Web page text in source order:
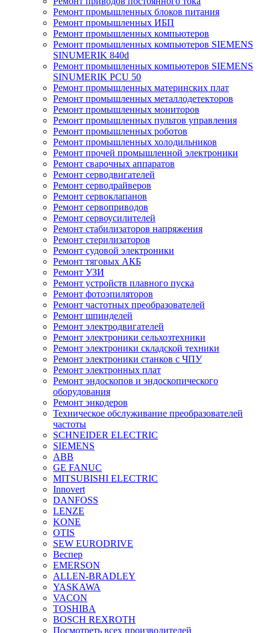
Ремонт промышленных блоков питания
Ремонт промышленных ИБП
Ремонт промышленных компьютеров
Ремонт промышленных компьютеров SIEMENS
SINUMERIK 840d
Ремонт промышленных компьютеров SIEMENS
SINUMERIK PCU 50
Ремонт промышленных материнских плат
Ремонт промышленных металлодетекторов
Ремонт промышленных мониторов
Ремонт промышленных пультов управления
Ремонт промышленных роботов
Ремонт промышленных холодильников
Ремонт прочей промышленной электроники
Ремонт сварочных аппаратов
Ремонт серводвигателей
Ремонт серводрайверов
Ремонт сервоклапанов
Ремонт сервоприводов
Ремонт сервоусилителей
Ремонт стабилизаторов напряжения
Ремонт стерилизаторов
Ремонт судовой электроники
Ремонт тяговых АКБ
Ремонт УЗИ
Ремонт устройств плавного пуска
Ремонт фотоэпиляторов
Ремонт частотных преобразователей
Ремонт шпинделей
Ремонт электродвигателей
Ремонт электроники сельхозтехники
Ремонт электроники складской техники
Ремонт электроники станков с ЧПУ
Ремонт электронных плат
Ремонт эндоскопов и эндоскопического
оборудования
Ремонт энкодеров
Техническое обслуживание преобразователей
частоты
SCHNEIDER ELECTRIC
SIEMENS
ABB
GE FANUC
MITSUBISHI ELECTRIC
Innovert
DANFOSS
LENZE
KONE
OTIS
SEW EURODRIVE
Веспер
EMERSON
ALLEN-BRADLEY
YASKAWA
VACON
TOSHIBA
BOSCH REXROTH
Посмотреть всех производителей